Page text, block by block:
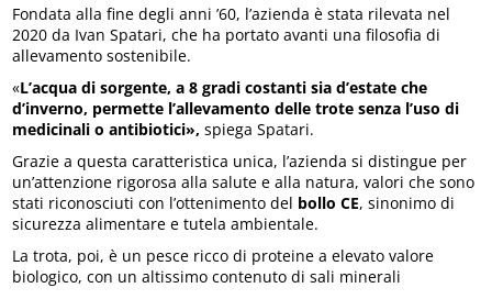
Fondata alla fine degli anni ’60, l’azienda è stata rilevata nel
2020 da Ivan Spatari, che ha portato avanti una filosofia di
allevamento sostenibile.
«L’acqua di sorgente, a 8 gradi costanti sia d’estate che
d’inverno, permette l’allevamento delle trote senza l’uso di
medicinali o antibiotici», spiega Spatari.
Grazie a questa caratteristica unica, l’azienda si distingue per
un’attenzione rigorosa alla salute e alla natura, valori che sono
stati riconosciuti con l’ottenimento del bollo CE, sinonimo di
sicurezza alimentare e tutela ambientale.
La trota, poi, è un pesce ricco di proteine a elevato valore
biologico, con un altissimo contenuto di sali minerali